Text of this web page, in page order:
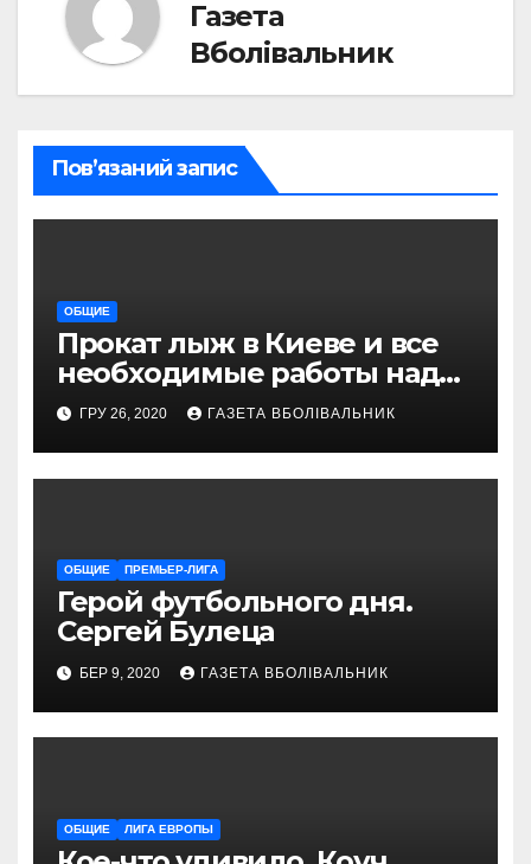
Газета
Вболівальник
Пов’язаний запис
ОБЩИЕ
Прокат лыж в Киеве и все
необходимые работы над
снаряжением, которое
проводит магазин
«VELOPARK»
ГРУ 26, 2020 ГАЗЕТА ВБОЛІВАЛЬНИК
ОБЩИЕ ПРЕМЬЕР-ЛИГА
Герой футбольного дня.
Сергей Булеца
БЕР 9, 2020 ГАЗЕТА ВБОЛІВАЛЬНИК
ОБЩИЕ ЛИГА ЕВРОПЫ